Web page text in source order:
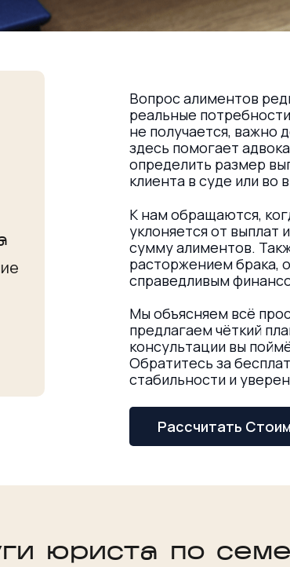
Вопрос алиментов
реальные
не получается, важно
здесь помогает
определить размер
клиента в суде или во
К нам обращаются,
уклоняется от
сумму алиментов.
расторжением брака,
справедливым
Мы объясняем всё
предлагаем чёткий
консультации вы
Обратитесь за
стабильности и
Рассчитать
юриста по